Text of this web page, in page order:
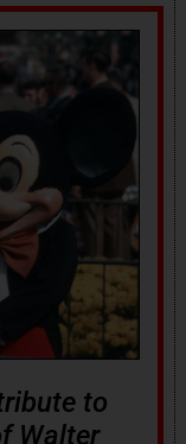
to
Walter